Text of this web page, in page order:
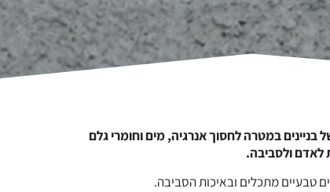
לתכנון, לבנייה ולתפעול של בניינים במטרה לחסוך אנרגיה, מים וחומרי גלם
לאדם ולסביבה.
טבעיים מתכלים ובאיכות הסביבה.